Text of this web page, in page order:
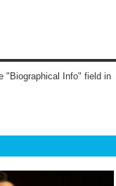
"Biographical Info" field in